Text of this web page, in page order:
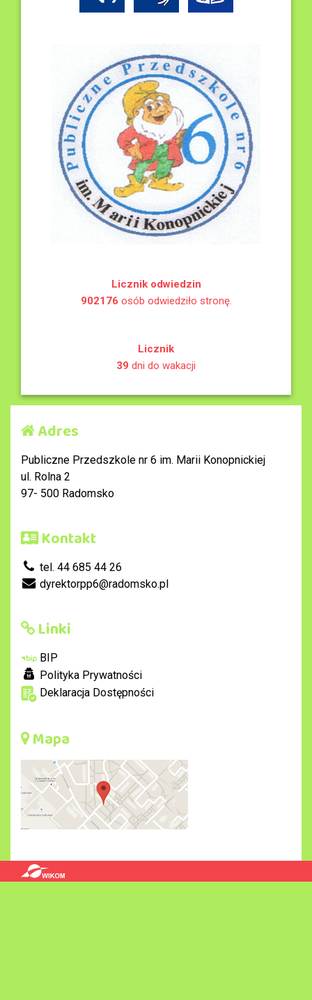
Licznik odwiedzin
902176 osób odwiedziło stronę.
Licznik
39 dni do wakacji
Adres
Publiczne Przedszkole nr 6 im. Marii Konopnickiej
ul. Rolna 2
97- 500 Radomsko
Kontakt
tel. 44 685 44 26
dyrektorpp6@radomsko.pl
Linki
BIP
Polityka Prywatności
Deklaracja Dostępności
Mapa